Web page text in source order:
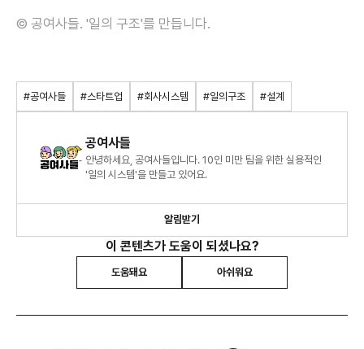
© 공여사들. '일의 구조'를 만듭니다.
#공여사들 #스타트업 #회사시스템 #일의구조 #설계
공여사들
안녕하세요, 공여사들입니다. 10인 미만 팀을 위한 실용적인
'일의 시스템'을 만들고 있어요.
알림받기
이 콘텐츠가 도움이 되셨나요?
도움돼요 아쉬워요